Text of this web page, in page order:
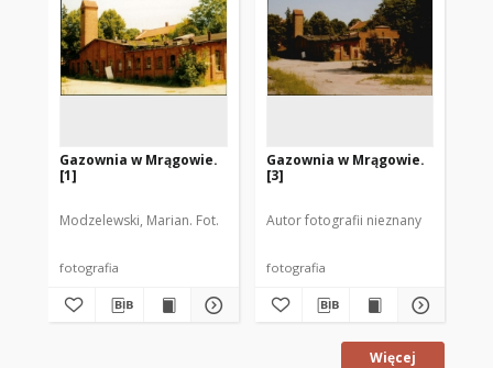
Gazownia w Mrągowie.
[1]
Modzelewski, Marian. Fot.
fotografia
Gazownia w Mrągowie.
[3]
Autor fotografii nieznany
fotografia
Więcej